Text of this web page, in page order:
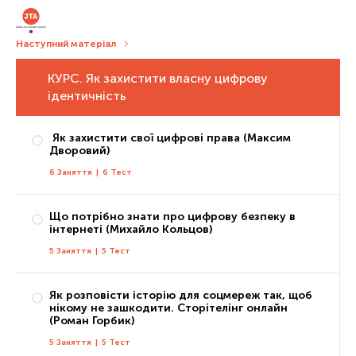
Наступний матеріал
КУРС. Як захистити власну цифрову
ідентичність
Як захистити свої цифрові права (Максим
Дворовий)
6 Заняття | 6 Тест
Заняття 1: Що таке цифрові права та які з них має кожен з нас?
Тест 1
Заняття 2: Як захистити свої права без звернення до держави
Тест 2
Заняття 3: Як захистити свої права за допомогою незалежних органів
Тест 3
Що потрібно знати про цифрову безпеку в
інтернеті (Михайло Кольцов)
5 Заняття | 5 Тест
Заняття 1: Цифрова особистість
Як розповісти історію для соцмереж так, щоб
нікому не зашкодити. Сторітелінг онлайн
(Роман Горбик)
5 Заняття | 5 Тест